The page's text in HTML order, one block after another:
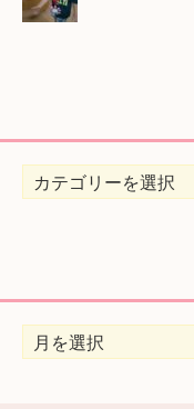
カ
ー